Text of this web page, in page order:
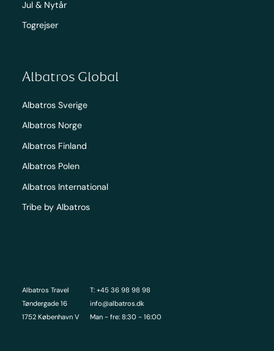
Albatros Travel
Tøndergade 16
1752 København V
T: +45 36 98 98 98
info@albatros.dk
Man - fre: 8:30 - 16:00
Jul & Nytår
Togrejser
Albatros Global
Albatros Sverige
Albatros Norge
Albatros Finland
Albatros Polen
Albatros International
Tribe by Albatros